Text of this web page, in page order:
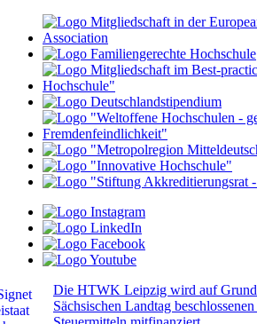
Die HTWK Leipzig wird auf
Sächsischen Landtag